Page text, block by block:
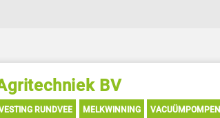
BV
RUNDVEE MELKWINNING VACUÜMPOMPEN